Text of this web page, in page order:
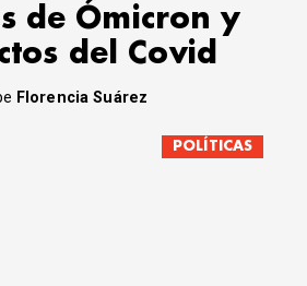
de Ómicron y
del Covid
Florencia Suárez
POLÍTICAS